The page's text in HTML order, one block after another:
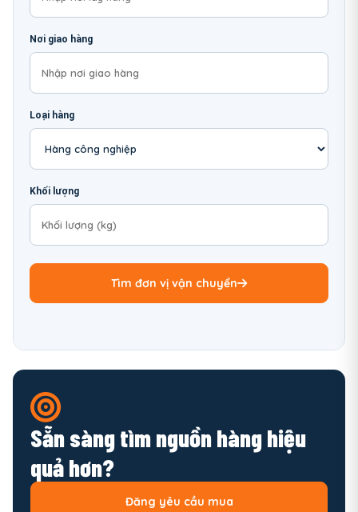
Nơi giao hàng
Loại hàng
Khối lượng
Tìm đơn vị vận chuyển
Sẵn sàng tìm nguồn hàng hiệu
quả hơn?
Đăng yêu cầu mua